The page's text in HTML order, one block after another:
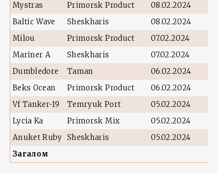
Mystras
Primorsk Product
08.02.2024
Baltic Wave
Sheskharis
08.02.2024
Milou
Primorsk Product
07.02.2024
Mariner A
Sheskharis
07.02.2024
Dumbledore
Taman
06.02.2024
Beks Ocean
Primorsk Product
06.02.2024
Vf Tanker-19
Temryuk Port
05.02.2024
Lycia Ka
Primorsk Mix
05.02.2024
Anuket Ruby Sheskharis
05.02.2024
Загалом